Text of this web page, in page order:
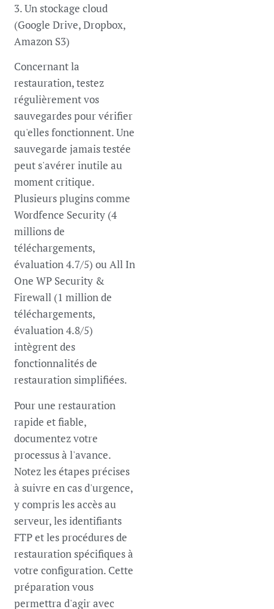
3. Un stockage cloud
(Google Drive, Dropbox,
Amazon S3)
Concernant la
restauration, testez
régulièrement vos
sauvegardes pour vérifier
qu'elles fonctionnent. Une
sauvegarde jamais testée
peut s'avérer inutile au
moment critique.
Plusieurs plugins comme
Wordfence Security (4
millions de
téléchargements,
évaluation 4.7/5) ou All In
One WP Security &
Firewall (1 million de
téléchargements,
évaluation 4.8/5)
intègrent des
fonctionnalités de
restauration simplifiées.
Pour une restauration
rapide et fiable,
documentez votre
processus à l'avance.
Notez les étapes précises
à suivre en cas d'urgence,
y compris les accès au
serveur, les identifiants
FTP et les procédures de
restauration spécifiques à
votre configuration. Cette
préparation vous
permettra d'agir avec